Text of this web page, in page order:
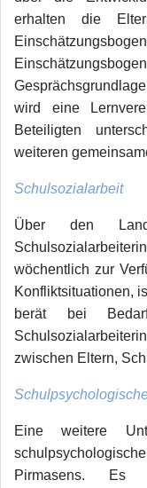
erhalten die
wird eine
Beteiligten
weiteren
Schulsozialarbeit
Über den
wöchentlich zur
Konfliktsituationen,
berät bei
zwischen Eltern,
Eine weitere
Pirmasens. Es